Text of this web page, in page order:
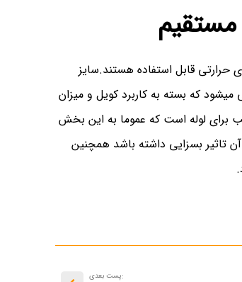
مستقیم
حرارتی قابل استفاده هستند.سایز
که بسته به کاربرد کویل و میزان
برای لوله است که عموما به این بخش
تاثیر بسزایی داشته باشد همچنین
:پست بعدی